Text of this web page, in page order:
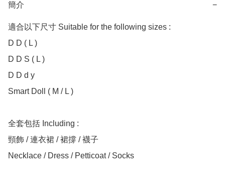
簡介 −
適合以下尺寸 Suitable for the following sizes :
D D ( L )
D D S ( L )
D D d y
Smart Doll ( M / L )
全套包括 Including :
頸飾 / 連衣裙 / 裙撐 / 襪子
Necklace / Dress / Petticoat / Socks